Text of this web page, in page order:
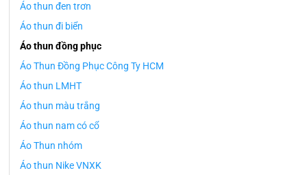
Áo thun đen trơn
Áo thun đi biển
Áo thun đồng phục
Áo Thun Đồng Phục Công Ty HCM
Áo thun LMHT
Áo thun màu trắng
Áo thun nam có cổ
Áo Thun nhóm
Áo thun Nike VNXK